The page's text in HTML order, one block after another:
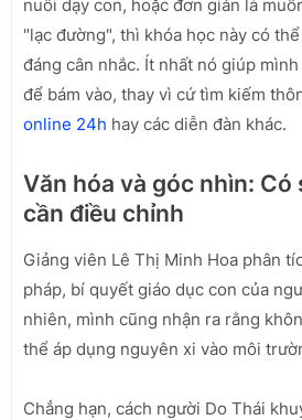
nuôi dạy con, hoặc đơn giản là
"lạc đường", thì khóa học này có
đáng cân nhắc. Ít nhất nó giúp
để bám vào, thay vì cứ tìm kiếm
online 24h hay các diễn đàn khác.
Văn hóa và góc nhìn: Có
cần điều chỉnh
Giảng viên Lê Thị Minh Hoa phân
pháp, bí quyết giáo dục con của
nhiên, mình cũng nhận ra rằng
thể áp dụng nguyên xi vào môi
Chẳng hạn, cách người Do Thái